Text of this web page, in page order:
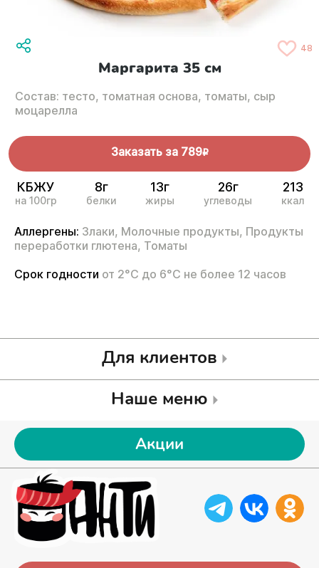
48
Маргарита 35 см
Состав: тесто, томатная основа, томаты, сыр
моцарелла
Заказать за 789R
КБЖУ
на 100гр
8г
белки
13г
жиры
26г
углеводы
213
ккал
Аллергены: Злаки, Молочные продукты, Продукты
переработки глютена, Томаты
Срок годности от 2°С до 6°С не более 12 часов
Для клиентов
Наше меню
Акции